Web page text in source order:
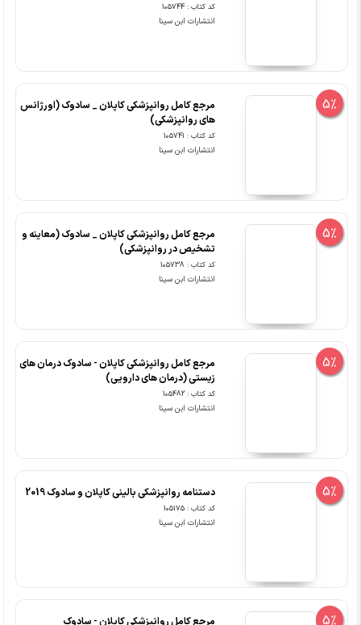
کد کتاب : 105744
انتشارات ابن سینا
5%
مرجع کامل روانپزشکی کاپلان _ سادوک (اورژانس
های روانپزشکی)
کد کتاب : 105741
انتشارات ابن سینا
5%
مرجع کامل روانپزشکی کاپلان _ سادوک (معاینه و
تشخیص در روانپزشکی)
کد کتاب : 105738
انتشارات ابن سینا
5%
مرجع کامل روانپزشکی کاپلان - سادوک درمان های
زیستی (درمان های دارویی)
کد کتاب : 105482
انتشارات ابن سینا
5% دستنامه روانپزشکی بالینی کاپلان و سادوک 2019
کد کتاب : 105175
انتشارات ابن سینا
5%
مرجع کامل روانپزشکی کاپلان - سادوک